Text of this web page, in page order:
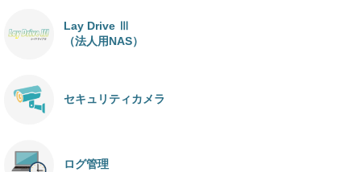
Lay Drive Ⅲ
（法人用NAS）
セキュリティカメラ
ログ管理